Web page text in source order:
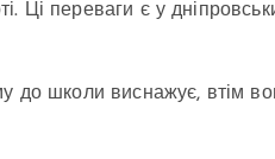
Ці переваги є у
до школи виснажує, втім